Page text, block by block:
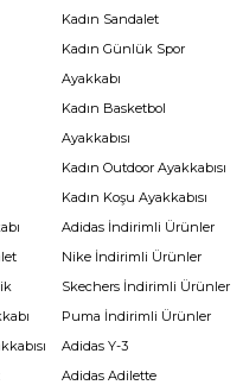
Kadın Sandalet
Kadın Günlük Spor
Ayakkabı
Kadın Basketbol
Ayakkabısı
Kadın Outdoor Ayakkabısı
Kadın Koşu Ayakkabısı
Adidas İndirimli Ürünler
Nike İndirimli Ürünler
Skechers İndirimli Ürünler
Puma İndirimli Ürünler
Adidas Y-3
Adidas Adilette